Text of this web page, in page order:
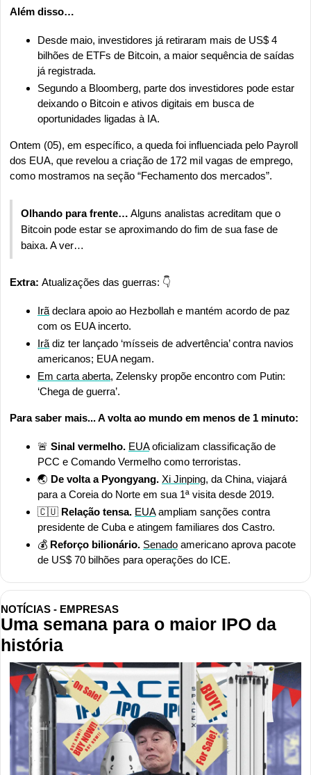
Além disso…
Desde maio, investidores já retiraram mais de US$ 4
bilhões de ETFs de Bitcoin, a maior sequência de saídas
já registrada.
Segundo a Bloomberg, parte dos investidores pode estar
deixando o Bitcoin e ativos digitais em busca de
oportunidades ligadas à IA.
Ontem (05), em específico, a queda foi influenciada pelo Payroll
dos EUA, que revelou a criação de 172 mil vagas de emprego,
como mostramos na seção “Fechamento dos mercados”.
Olhando para frente… Alguns analistas acreditam que o
Bitcoin pode estar se aproximando do fim de sua fase de
baixa. A ver…
Extra: Atualizações das guerras: 👇
Irã declara apoio ao Hezbollah e mantém acordo de paz
com os EUA incerto.
Irã diz ter lançado ‘mísseis de advertência’ contra navios
americanos; EUA negam.
Em carta aberta, Zelensky propõe encontro com Putin:
‘Chega de guerra’.
Para saber mais... A volta ao mundo em menos de 1 minuto:
🚨 Sinal vermelho. EUA oficializam classificação de
PCC e Comando Vermelho como terroristas.
🌏 De volta a Pyongyang. Xi Jinping, da China, viajará
para a Coreia do Norte em sua 1ª visita desde 2019.
🇨🇺 Relação tensa. EUA ampliam sanções contra
presidente de Cuba e atingem familiares dos Castro.
💰 Reforço bilionário. Senado americano aprova pacote
de US$ 70 bilhões para operações do ICE.
NOTÍCIAS - EMPRESAS
Uma semana para o maior IPO da
história